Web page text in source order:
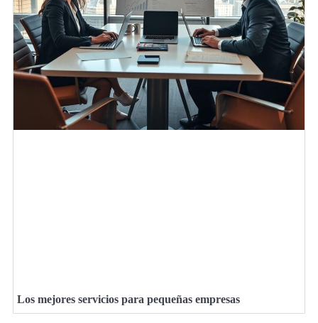
Los mejores servicios para pequeñas empresas